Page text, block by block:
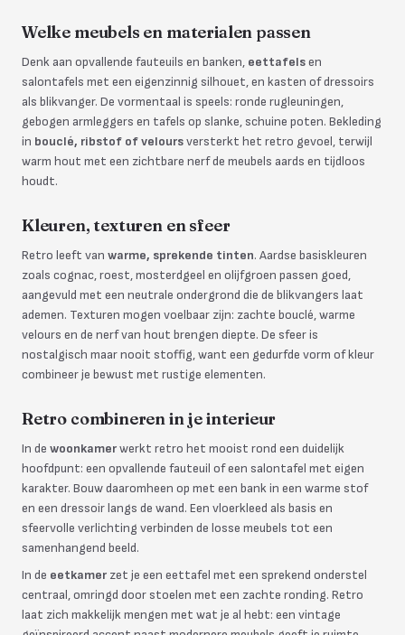
Welke meubels en materialen passen
Denk aan opvallende fauteuils en banken, eettafelsen
salontafels met een eigenzinnig silhouet, en kasten of dressoirs
als blikvanger. De vormentaal is speels: ronde rugleuningen,
gebogen armleggers en tafels op slanke, schuine poten. Bekleding
in bouclé, ribstof of veloursversterkt het retro gevoel, terwijl
warm hout met een zichtbare nerf de meubels aards en tijdloos
houdt.
Kleuren, texturen en sfeer
Retro leeft van warme, sprekende tinten. Aardse basiskleuren
zoals cognac, roest, mosterdgeel en olijfgroen passen goed,
aangevuld met een neutrale ondergrond die de blikvangers laat
ademen. Texturen mogen voelbaar zijn: zachte bouclé, warme
velours en de nerf van hout brengen diepte. De sfeer is
nostalgisch maar nooit stoffig, want een gedurfde vorm of kleur
combineer je bewust met rustige elementen.
Retro combineren in je interieur
In de woonkamerwerkt retro het mooist rond een duidelijk
hoofdpunt: een opvallende fauteuil of een salontafel met eigen
karakter. Bouw daaromheen op met een bank in een warme stof
en een dressoir langs de wand. Een vloerkleed als basis en
sfeervolle verlichting verbinden de losse meubels tot een
samenhangend beeld.
In de eetkamer zet je een eettafel met een sprekend onderstel
centraal, omringd door stoelen met een zachte ronding. Retro
laat zich makkelijk mengen met wat je al hebt: een vintage